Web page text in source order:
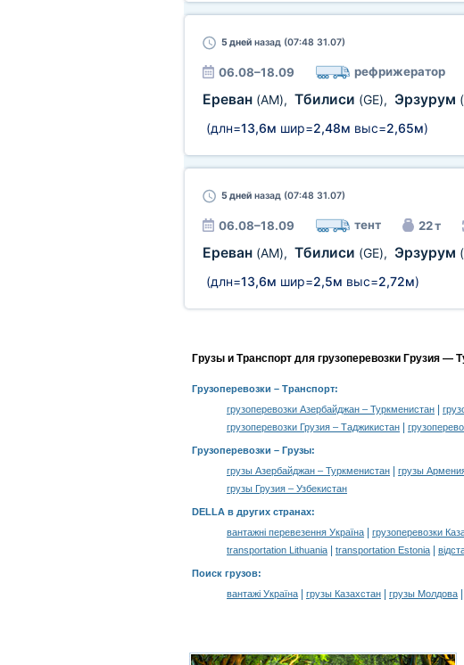
5 днейназад (07:48 31.07)
06.08–18.09 рефрижератор
Ереван (AM), Тбилиси (GE), Эрзурум
(длн=13,6м шир=2,48м выс=2,65м)
5 днейназад (07:48 31.07)
06.08–18.09 тент 22 т
Ереван (AM), Тбилиси (GE), Эрзурум
(длн=13,6м шир=2,5м выс=2,72м)
Грузы и Транспорт для грузоперевозки Грузия —
Грузоперевозки – Транспорт:
грузоперевозки Азербайджан – Туркменистан
грузоперевозки Грузия – Таджикистан
Грузоперевозки – Грузы:
грузы Азербайджан – Туркменистан
грузы
грузы Грузия – Узбекистан
DELLA в других странах:
вантажні перевезення Україна
грузоперевозки
transportation Lithuania transportation Estonia
Поиск грузов:
вантажі Україна
грузы Казахстан грузы Молдова